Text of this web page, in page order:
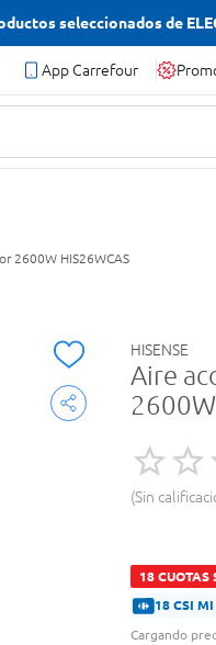
seleccionados de
App Carrefour
2600W HIS26WCAS
HISENSE
Aire
Sin
18 CUOTAS
18 CSI MI
Cargando